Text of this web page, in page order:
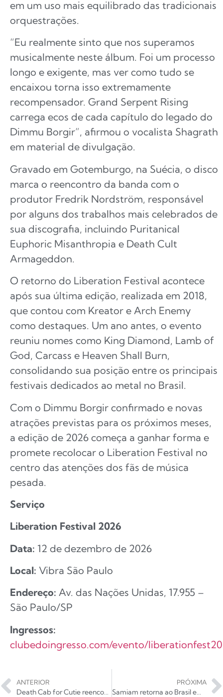
em um uso mais equilibrado das tradicionais
orquestrações.
“Eu realmente sinto que nos superamos
musicalmente neste álbum. Foi um processo
longo e exigente, mas ver como tudo se
encaixou torna isso extremamente
recompensador. Grand Serpent Rising
carrega ecos de cada capítulo do legado do
Dimmu Borgir”, afirmou o vocalista Shagrath
em material de divulgação.
Gravado em Gotemburgo, na Suécia, o disco
marca o reencontro da banda com o
produtor Fredrik Nordström, responsável
por alguns dos trabalhos mais celebrados de
sua discografia, incluindo Puritanical
Euphoric Misanthropia e Death Cult
Armageddon.
O retorno do Liberation Festival acontece
após sua última edição, realizada em 2018,
que contou com Kreator e Arch Enemy
como destaques. Um ano antes, o evento
reuniu nomes como King Diamond, Lamb of
God, Carcass e Heaven Shall Burn,
consolidando sua posição entre os principais
festivais dedicados ao metal no Brasil.
Com o Dimmu Borgir confirmado e novas
atrações previstas para os próximos meses,
a edição de 2026 começa a ganhar forma e
promete recolocar o Liberation Festival no
centro das atenções dos fãs de música
pesada.
Serviço
Liberation Festival 2026
Data: 12 de dezembro de 2026
Local: Vibra São Paulo
Endereço: Av. das Nações Unidas, 17.955 –
São Paulo/SP
Ingressos:
clubedoingresso.com/evento/
ANTERIOR
Death Cab for Cutie reencontra sua essência indie em I Built You a Tower
PRÓXIMA
Samiam retorna ao Brasil em setembro para quatro shows e terá Garage Fuzz em duas datas